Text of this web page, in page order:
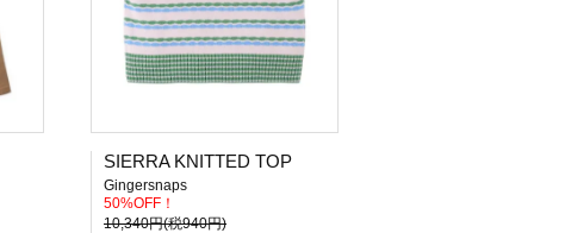
SIERRA KNITTED TOP
Gingersnaps
50%OFF！
10,340円(税940円)